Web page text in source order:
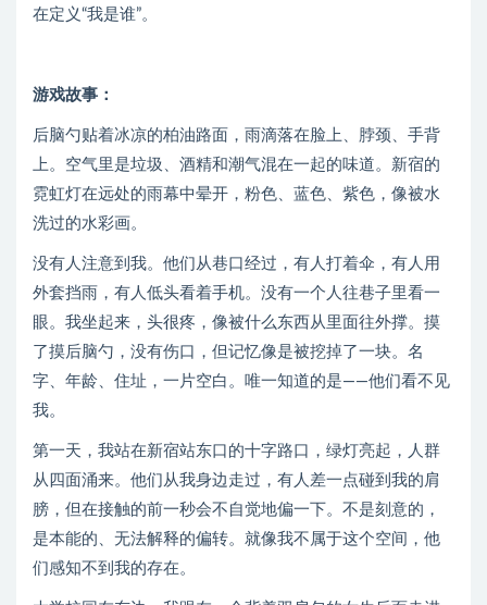
在定义“我是谁”。
游戏故事：
后脑勺贴着冰凉的柏油路面，雨滴落在脸上、脖颈、手背
上。空气里是垃圾、酒精和潮气混在一起的味道。新宿的
霓虹灯在远处的雨幕中晕开，粉色、蓝色、紫色，像被水
洗过的水彩画。
没有人注意到我。他们从巷口经过，有人打着伞，有人用
外套挡雨，有人低头看着手机。没有一个人往巷子里看一
眼。我坐起来，头很疼，像被什么东西从里面往外撑。摸
了摸后脑勺，没有伤口，但记忆像是被挖掉了一块。名
字、年龄、住址，一片空白。唯一知道的是——他们看不见
我。
第一天，我站在新宿站东口的十字路口，绿灯亮起，人群
从四面涌来。他们从我身边走过，有人差一点碰到我的肩
膀，但在接触的前一秒会不自觉地偏一下。不是刻意的，
是本能的、无法解释的偏转。就像我不属于这个空间，他
们感知不到我的存在。